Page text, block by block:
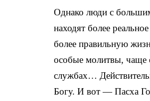
Однако люди с
находят более
более правильную
особые молитвы, чаще
службах…
Богу. И вот — Пасха